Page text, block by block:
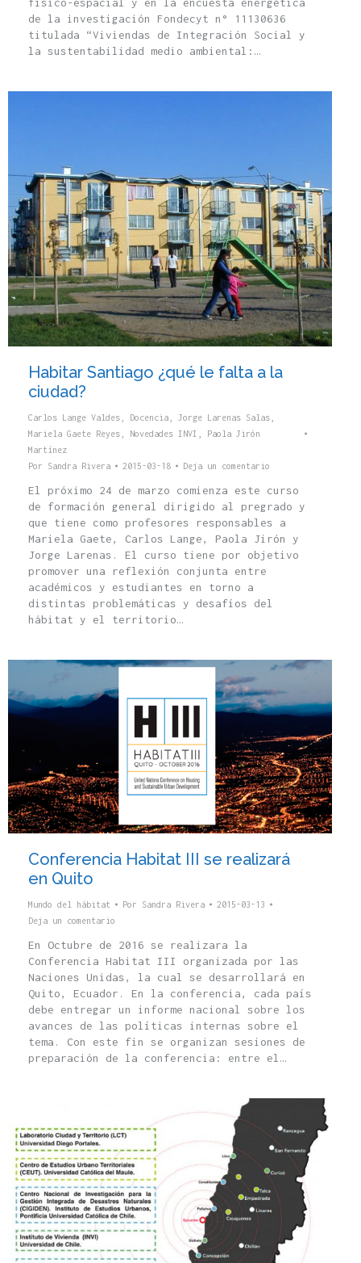
de la investigación Fondecyt n° 11130636
titulada “Viviendas de Integración Social y
la sustentabilidad medio ambiental:…
Habitar Santiago ¿qué le falta a la
ciudad?
Carlos Lange Valdes Docencia Jorge Larenas Salas
Mariela Gaete Reyes
Novedades INVI
Paola Jirón
Martínez
Por Sandra Rivera 2015-03-18 Deja un comentario
El próximo 24 de marzo comienza este curso
de formación general dirigido al pregrado y
que tiene como profesores responsables a
Mariela Gaete, Carlos Lange, Paola Jirón y
Jorge Larenas. El curso tiene por objetivo
promover una reflexión conjunta entre
académicos y estudiantes en torno a
distintas problemáticas y desafíos del
hábitat y el territorio…
Conferencia Habitat III se realizará
en Quito
Mundo del hábitat Por Sandra Rivera
2015-03-13
Deja un comentario
En Octubre de 2016 se realizara la
Conferencia Habitat III organizada por las
Naciones Unidas, la cual se desarrollará en
Quito, Ecuador. En la conferencia, cada país
debe entregar un informe nacional sobre los
avances de las políticas internas sobre el
tema. Con este fin se organizan sesiones de
preparación de la conferencia: entre el…